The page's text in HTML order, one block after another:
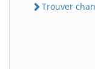
Trouver